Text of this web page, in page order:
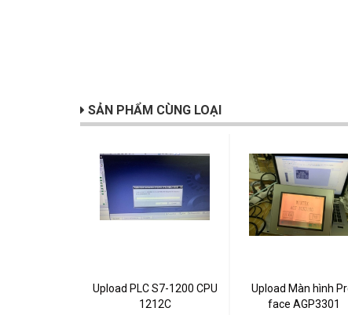
SẢN PHẨM CÙNG LOẠI
Upload PLC S7-1200 CPU
1212C
Upload Màn hình
face AGP3301